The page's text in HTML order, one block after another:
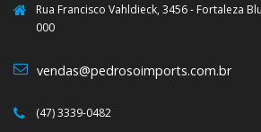
Rua Francisco Vahldieck, 3456 - Fortaleza
000
vendas@pedrosoimports.com.br
(47) 3339-0482